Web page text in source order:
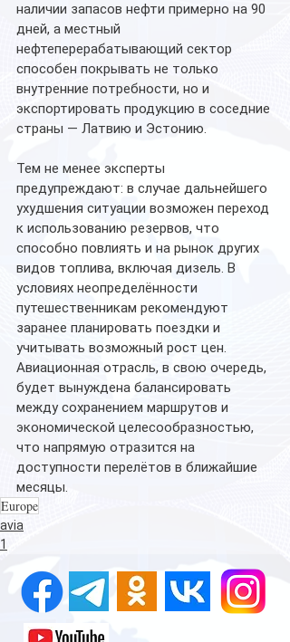
наличии запасов нефти примерно на 90
дней, а местный
нефтеперерабатывающий сектор
способен покрывать не только
внутренние потребности, но и
экспортировать продукцию в соседние
страны — Латвию и Эстонию.
Тем не менее эксперты
предупреждают: в случае дальнейшего
ухудшения ситуации возможен переход
к использованию резервов, что
способно повлиять и на рынок других
видов топлива, включая дизель. В
условиях неопределённости
путешественникам рекомендуют
заранее планировать поездки и
учитывать возможный рост цен.
Авиационная отрасль, в свою очередь,
будет вынуждена балансировать
между сохранением маршрутов и
экономической целесообразностью,
что напрямую отразится на
доступности перелётов в ближайшие
месяцы.
Europe
avia
1